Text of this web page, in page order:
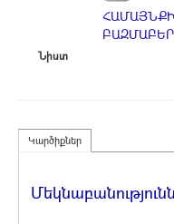
Նիստ
Կարծիքներ